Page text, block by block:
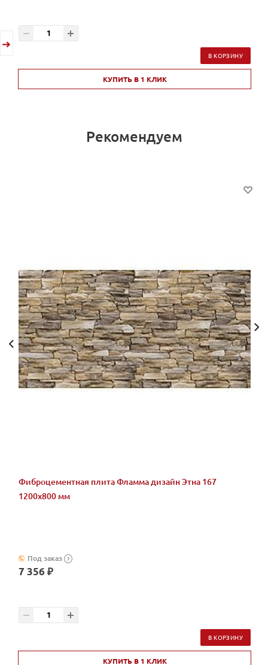
В КОРЗИНУ
КУПИТЬ В 1 КЛИК
Рекомендуем
Фиброцементная плита Фламма дизайн Этна 167
1200х800 мм
Под заказ ?
7 356 ₽
В КОРЗИНУ
КУПИТЬ В 1 КЛИК